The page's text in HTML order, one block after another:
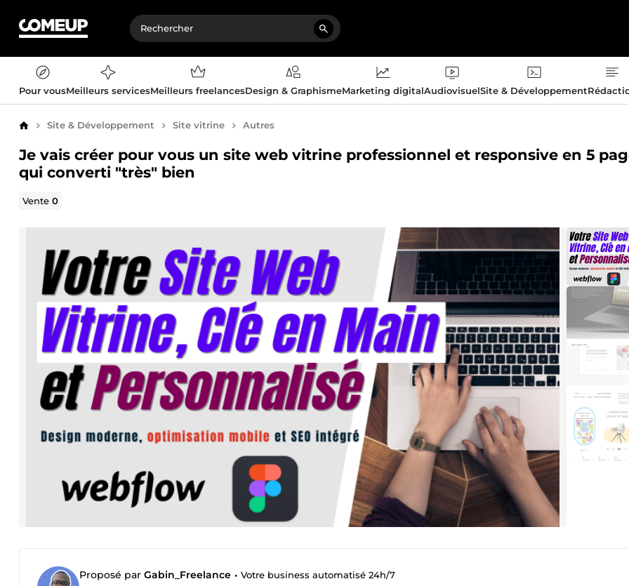
Pour vousMeilleurs servicesMeilleurs freelancesDesign & GraphismeMarketing digitalAudiovisuelSite & Développement
AccueilSite & Développement Site vitrine Autres
Je vais créer pour vous un site web vitrine professionnel et responsive en 5
qui converti "très" bien
Vente0
Proposé par Gabin_Freelance • Votre business automatisé 24h/7